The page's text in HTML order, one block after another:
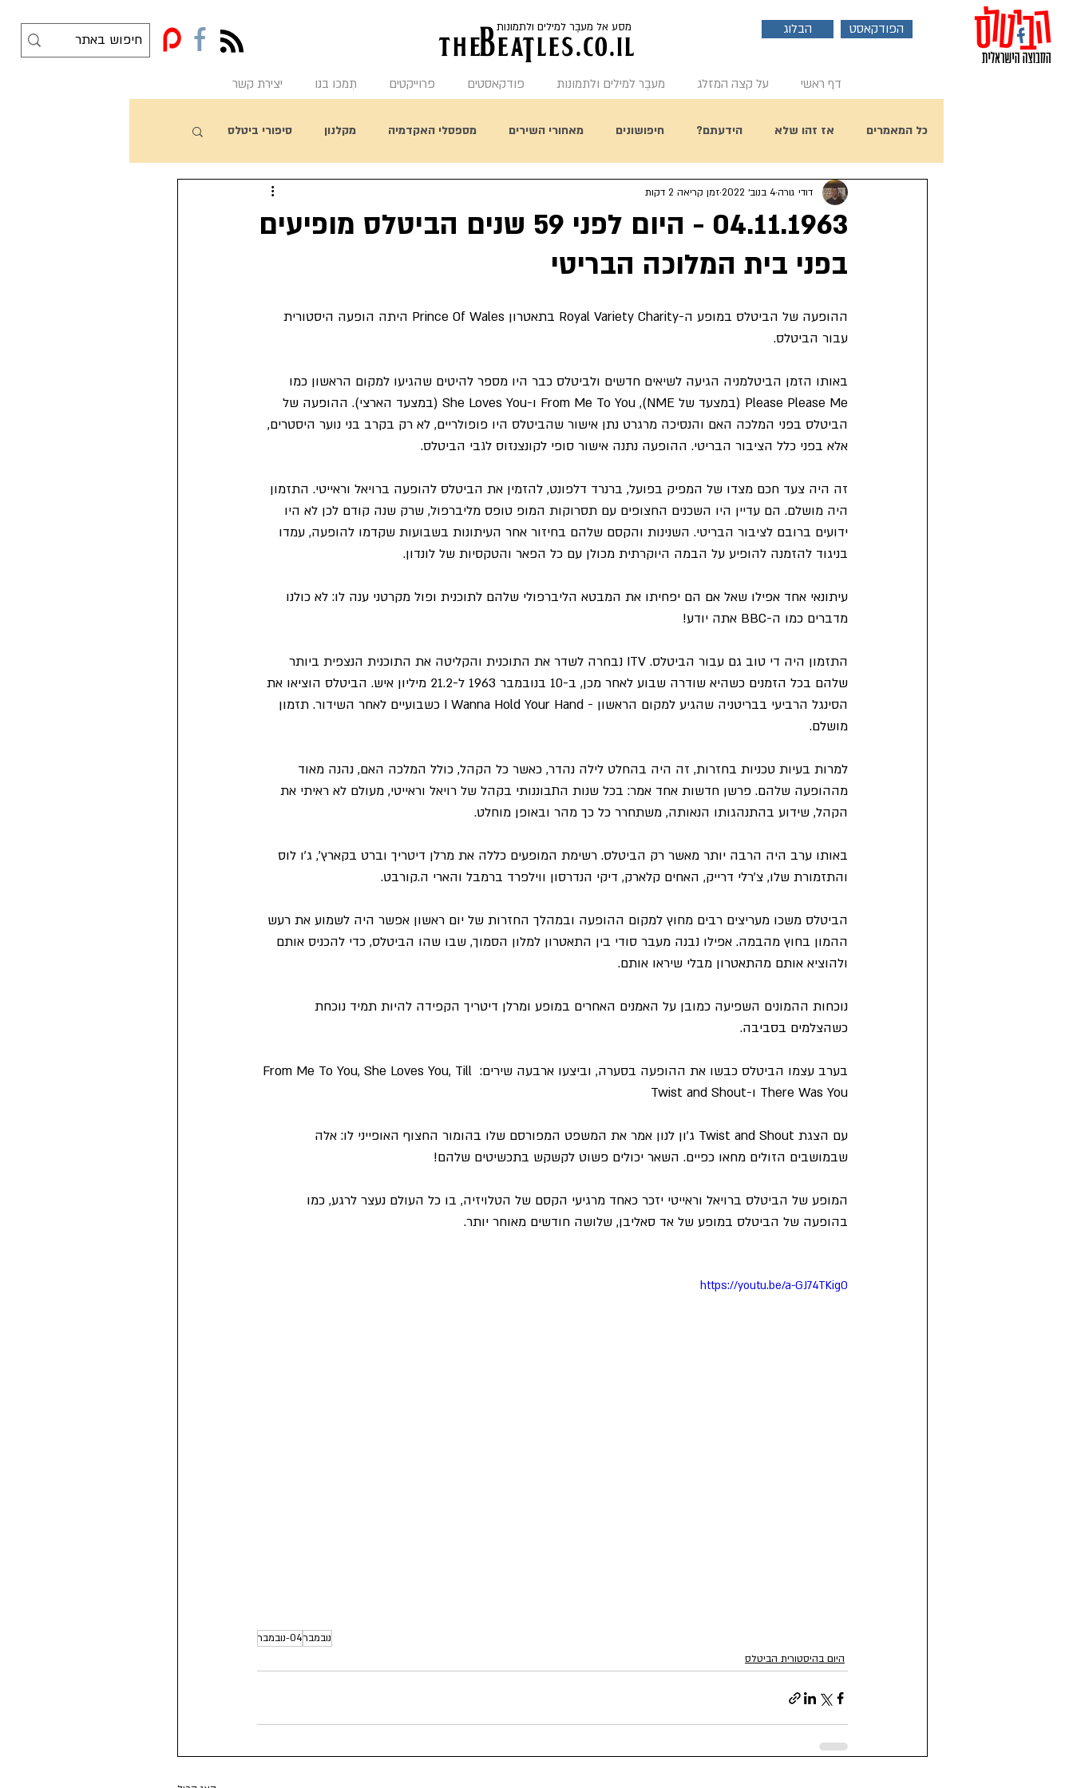
f הבלוג הפודקאסט theBeaTles.co.il
מסע אל מעבֶר למילים ולתמונות
דף ראשי על קצה המזלג מעבֶר למילים ולתמונות פודקאסטים פרוייקטים תִמכו בנו יצירת קשר
כל המאמרים אז זהו שלא הידעתם? חיפושונים מאחורי השירים מספסלי האקדמיה מקלנון סיפורי ביטלס
פוסט אורח ראיון עם ביל הארי תחשבו על זה
יום הולדת 80 לפול מקרטני
04.11.1963 - היום לפני 59 שנים הביטלס מופיעים
בפני בית המלוכה הבריטי
דודי גורה4 בנוב׳ 2022 זמן קריאה 2 דקות
ההופעה של הביטלס במופע ה-Royal Variety Charity בתאטרון Prince Of Wales היתה הופעה היסטורית
עבור הביטלס.
באותו הזמן הביטלמניה הגיעה לשיאים חדשים ולביטלס כבר היו מספר להיטים שהגיעו למקום הראשון כמו
Please Please Me (במצעד של NME), From Me To You ו-She Loves You (במצעד הארצי). ההופעה של
הביטלס בפני המלכה האם והנסיכה מרגרט נתן אישור שהביטלס היו פופולריים, לא רק בקרב בני נוער היסטרים,
אלא בפני כלל הציבור הבריטי. ההופעה נתנה אישור סופי לקונצנזוס לגבי הביטלס.
זה היה צעד חכם מצדו של המפיק בפועל, ברנרד דלפונט, להזמין את הביטלס להופעה ברויאל וראייטי. התזמון
היה מושלם. הם עדיין היו השכנים החצופים עם תסרוקות המופ טופס מליברפול, שרק שנה קודם לכן לא היו
ידועים ברובם לציבור הבריטי. השנינות והקסם שלהם בחיזור אחר העיתונות בשבועות שקדמו להופעה, עמדו
בניגוד להזמנה להופיע על הבמה היוקרתית מכולן עם כל הפאר והטקסיות של לונדון.
עיתונאי אחד אפילו שאל אם הם יפחיתו את המבטא הליברפולי שלהם לתוכנית ופול מקרטני ענה לו: לא כולנו
מדברים כמו ה-BBC אתה יודע!
התזמון היה די טוב גם עבור הביטלס. ITV נבחרה לשדר את התוכנית והקליטה את התוכנית הנצפית ביותר
שלהם בכל הזמנים כשהיא שודרה שבוע לאחר מכן, ב-10 בנובמבר 1963 ל-21.2 מיליון איש. הביטלס הוציאו את
הסינגל הרביעי בבריטניה שהגיע למקום הראשון - I Wanna Hold Your Hand כשבועיים לאחר השידור. תזמון
מושלם.
למרות בעיות טכניות בחזרות, זה היה בהחלט לילה נהדר, כאשר כל הקהל, כולל המלכה האם, נהנה מאוד
מההופעה שלהם. פרשן חדשות אחד אמר: בכל שנות התבוננותי בקהל של רויאל וראייטי, מעולם לא ראיתי את
הקהל, שידוע בהתנהגותו הנאותה, משתחרר כל כך מהר ובאופן מוחלט.
באותו ערב היה הרבה יותר מאשר רק הביטלס. רשימת המופעים כללה את מרלן דיטריך וברט בקארץ', ג'ו לוס
והתזמורת שלו, צ'רלי דרייק, האחים קלארק, דיקי הנדרסון ווילפרד ברמבל והארי ה.קורבט.
הביטלס משכו מעריצים רבים מחוץ למקום ההופעה ובמהלך החזרות של יום ראשון אפשר היה לשמוע את רעש
ההמון בחוץ מהבמה. אפילו נבנה מעבר סודי בין התאטרון למלון הסמוך, שבו שהו הביטלס, כדי להכניס אותם
ולהוציא אותם מהתאטרון מבלי שיראו אותם.
נוכחות ההמונים השפיעה כמובן על האמנים האחרים במופע ומרלן דיטריך הקפידה להיות תמיד נוכחת
כשהצלמים בסביבה.
בערב עצמו הביטלס כבשו את ההופעה בסערה, וביצעו ארבעה שירים: From Me To You, She Loves You, Till
There Was You ו-Twist and Shout
עם הצגת Twist and Shout ג'ון לנון אמר את המשפט המפורסם שלו בהומור החצוף האופייני לו: אלה
שבמושבים הזולים מחאו כפיים. השאר יכולים פשוט לקשקש בתכשיטים שלהם!
המופע של הביטלס ברויאל וראייטי יזכר כאחד מרגיעי הקסם של הטלויזיה, בו כל העולם נעצר לרגע, כמו
בהופעה של הביטלס במופע של אד סאליבן, שלושה חודשים מאוחר יותר.
https://youtu.be/a-GJ74TKig0
נובמבר04-נובמבר
היום בהיסטורית הביטלס